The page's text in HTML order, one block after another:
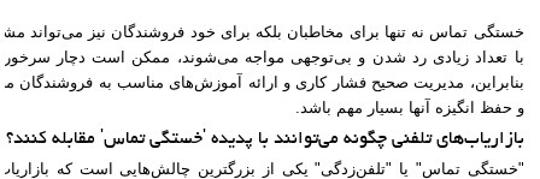
خستگی تماس نه تنها برای مخاطبان بلکه برای خود فروشندگان نیز می‌تواند
با تعداد زیادی رد شدن و بی‌توجهی مواجه می‌شوند، ممکن است دچار
بنابراین، مدیریت صحیح فشار کاری و ارائه آموزش‌های مناسب به فروشندگان
و حفظ انگیزه آنها بسیار مهم باشد.
بازاریاب‌های تلفنی چگونه می‌توانند با پدیده 'خستگی تماس' مقابله کنند؟
"خستگی تماس" یا "تلفن‌زدگی" یکی از بزرگترین چالش‌هایی است که